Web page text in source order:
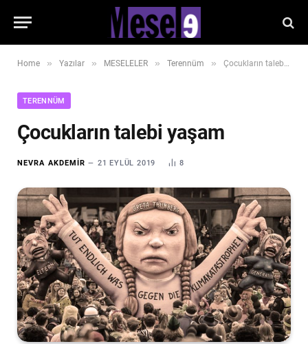
Home » Yazılar » MESELELER » Terennüm » Çocukların talebi yaşam
TERENNÜM
Çocukların talebi yaşam
NEVRA AKDEMIR 21 EYLÜL 2019 8